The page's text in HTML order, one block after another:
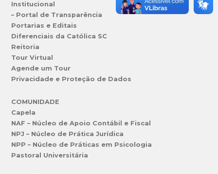
Institucional
– Portal de Transparência
Portarias e Editais
Diferenciais da Católica SC
Reitoria
Tour Virtual
Agende um Tour
Privacidade e Proteção de Dados
COMUNIDADE
Capela
NAF – Núcleo de Apoio Contábil e Fiscal
NPJ – Núcleo de Prática Jurídica
NPP – Núcleo de Práticas em Psicologia
Pastoral Universitária